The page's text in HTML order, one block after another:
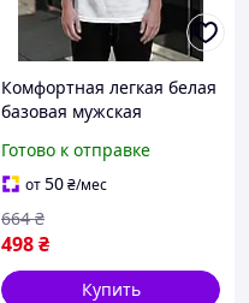
Комфортная легкая белая
базовая мужская
носки без рисунка
натуральный хлопок
Готово к отправке
от50₴/мес
498₴
664 ₴
Купить